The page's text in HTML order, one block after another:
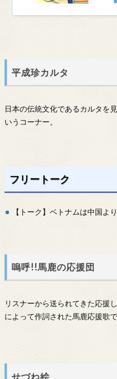
平成珍カルタ
日本の伝統文化であるカルタを
いうコーナー。
フリートーク
【トーク】ベトナムは中国よ
嗚呼!!馬鹿の応援団
リスナーから送られてきた応援
によって作詞された馬鹿応援歌
せづね絵